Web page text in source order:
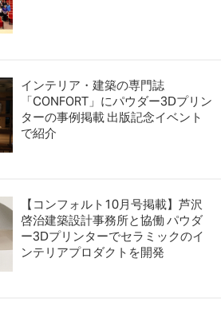
インテリア・建築の専門誌
「CONFORT」にパウダー3Dプリン
ターの事例掲載 出版記念イベント
で紹介
【コンフォルト10月号掲載】芦沢
啓治建築設計事務所と協働 パウダ
ー3Dプリンターでセラミックのイ
ンテリアプロダクトを開発